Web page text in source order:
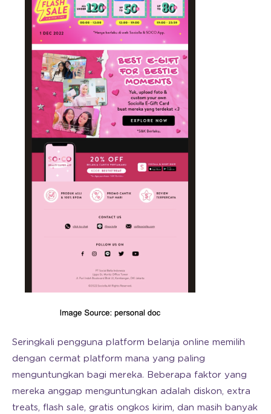
Seringkali pengguna platform belanja online memilih
dengan cermat platform mana yang paling
menguntungkan bagi mereka. Beberapa faktor yang
mereka anggap menguntungkan adalah diskon, extra
treats, flash sale, gratis ongkos kirim, dan masih banyak